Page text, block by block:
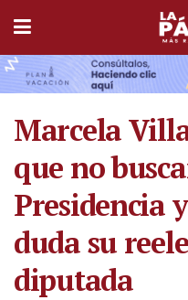
Marcela
que no
Presidencia
duda su
diputada